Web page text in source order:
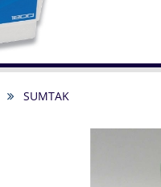
SUMTAK